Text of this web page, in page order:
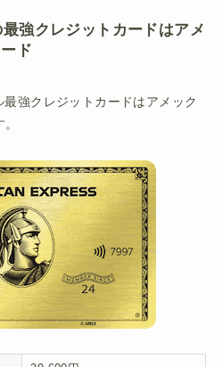
強クレジットカードはアメ
ド
強クレジットカードはアメック